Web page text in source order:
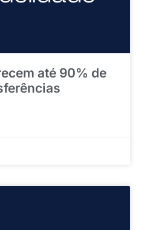
até 90% de